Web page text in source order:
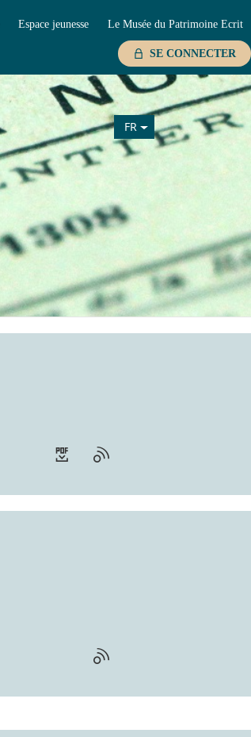
Espace jeunesse Le Musée du Patrimoine Ecrit
SE CONNECTER
FR